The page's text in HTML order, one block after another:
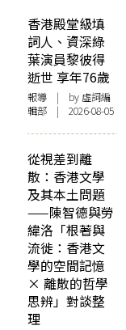
香港殿堂級填
詞人、資深綠
葉演員黎彼得
逝世 享年76歲
報導 | by 虛詞編
輯部 | 2026-08-05
從視差到離
散：香港文學
及其本土問題
——陳智德與勞
緯洛「根著與
流徙：香港文
學的空間記憶
× 離散的哲學
思辨」對談整
理